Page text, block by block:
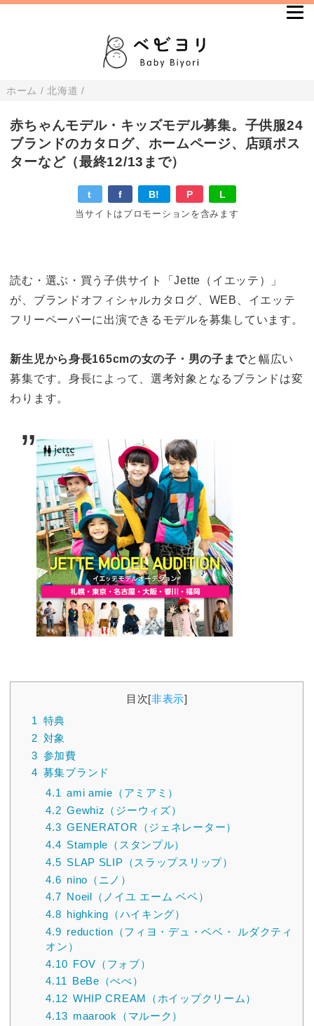
ホーム /北海道 /
赤ちゃんモデル・キッズモデル募集。子供服24
ブランドのカタログ、ホームページ、店頭ポス
ターなど（最終12/13まで）
t f B! P L
当サイトはプロモーションを含みます
読む・選ぶ・買う子供サイト「Jette（イエッテ）」
が、ブランドオフィシャルカタログ、WEB、イエッテ
フリーペーパーに出演できるモデルを募集しています。
新生児から身長165cmの女の子・男の子までと幅広い
募集です。身長によって、選考対象となるブランドは変
わります。
目次[非表示]
1 特典
2 対象
3 参加費
4 募集ブランド
4.1 ami amie（アミアミ）
4.2 Gewhiz（ジーウィズ）
4.3 GENERATOR（ジェネレーター）
4.4 Stample（スタンプル）
4.5 SLAP SLIP（スラップスリップ）
4.6 nino（ニノ）
4.7 Noeil（ノイユ エーム ベベ）
4.8 highking（ハイキング）
4.9 reduction（フィヨ・デュ・ベベ・ ルダクティ
オン）
4.10 FOV（フォブ）
4.11 BeBe（べべ）
4.12 WHIP CREAM（ホイップクリーム）
4.13 maarook（マルーク）